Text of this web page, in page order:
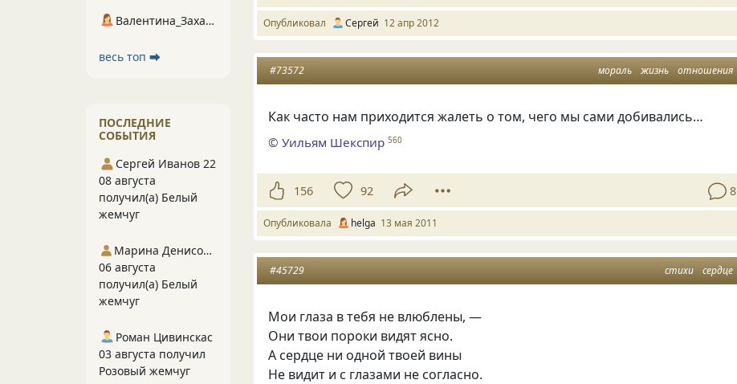
Опубликовал Сергей 12 апр 2012
мораль жизнь отношения
#73572
Как часто нам приходится жалеть о том, чего мы сами добивались…
©Уильям Шекспир 560
156 92 8
Опубликовала helga 13 мая 2011
стихи сердце
#45729
Мои глаза в тебя не влюблены, —
Они твои пороки видят ясно.
А сердце ни одной твоей вины
Не видит и с глазами не согласно.
Валентина_Захарова
весь топ ⮕
ПОСЛЕДНИЕ
СОБЫТИЯ
Сергей Иванов 22
08 августа
получил(а) Белый
жемчуг
Марина Денисова 5
06 августа
получил(а) Белый
жемчуг
Роман Цивинскас
03 августа получил
Розовый жемчуг